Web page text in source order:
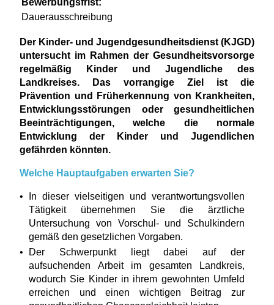
Bewerbungsfrist:
Dauerausschreibung
Der Kinder- und Jugendgesundheitsdienst (KJGD)
untersucht im Rahmen der Gesundheitsvorsorge
regelmäßig Kinder und Jugendliche des
Landkreises. Das vorrangige Ziel ist die
Prävention und Früherkennung von Krankheiten,
Entwicklungsstörungen oder gesundheitlichen
Beeinträchtigungen, welche die normale
Entwicklung der Kinder und Jugendlichen
gefährden könnten.
Welche Hauptaufgaben erwarten Sie?
In dieser vielseitigen und verantwortungsvollen
Tätigkeit übernehmen Sie die ärztliche
Untersuchung von Vorschul- und Schulkindern
gemäß den gesetzlichen Vorgaben.
Der Schwerpunkt liegt dabei auf der
aufsuchenden Arbeit im gesamten Landkreis,
wodurch Sie Kinder in ihrem gewohnten Umfeld
erreichen und einen wichtigen Beitrag zur